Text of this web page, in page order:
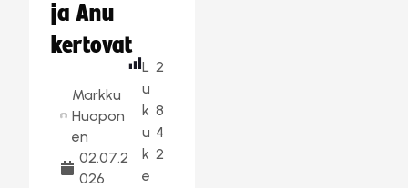
ja Anu
kertovat
Markku
Huopon
en
02.07.2
026
L
u
k
u
k
e
2
8
4
2